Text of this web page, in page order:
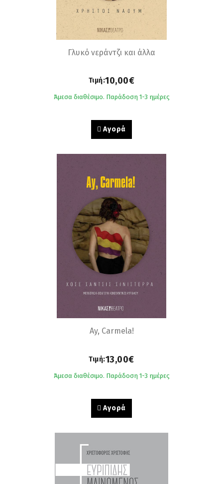
Γλυκό νεράντζι και άλλα
Τιμή:10,00€
Άμεσα διαθέσιμο. Παράδοση 1-3 ημέρες
Αγορά
Ay, Carmela!
Τιμή:13,00€
Άμεσα διαθέσιμο. Παράδοση 1-3 ημέρες
Αγορά